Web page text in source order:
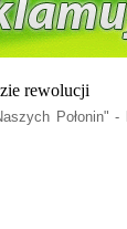
rewolucji
Połonin" -